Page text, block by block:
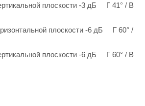
плоскости -3 дБ Г 41° / В
плоскости -6 дБ Г 60° /
плоскости -6 дБ Г 60° / В